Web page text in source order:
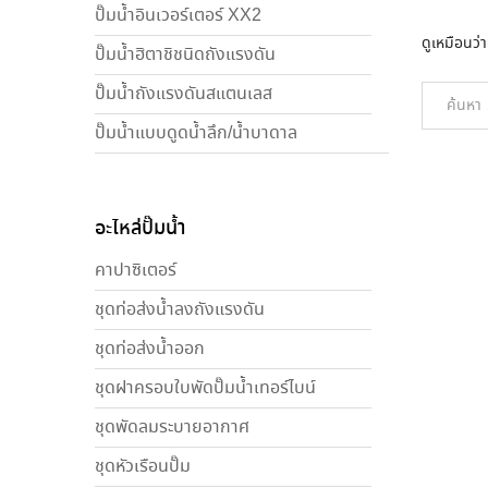
ดูเหมือนว่
ปั๊มน้ำอินเวอร์เตอร์ XX2
ปั๊มน้ำฮิตาชิชนิดถังแรงดัน
ปั๊มน้ำถังแรงดันสแตนเลส
ปั๊มน้ำแบบดูดน้ำลึก/น้ำบาดาล
อะไหล่ปั๊มน้ำ
คาปาซิเตอร์
ชุดท่อส่งน้ำลงถังแรงดัน
ชุดท่อส่งน้ำออก
ชุดฝาครอบใบพัดปั๊มน้ำเทอร์ไบน์
ชุดพัดลมระบายอากาศ
ชุดหัวเรือนปั๊ม